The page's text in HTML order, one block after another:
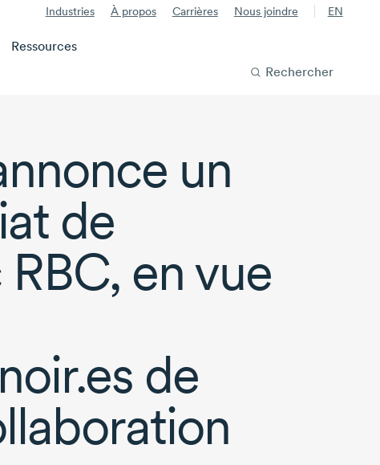
Industries À propos Carrières Nous joindre EN
Ressources
Rechercher
un
de
en vue
de